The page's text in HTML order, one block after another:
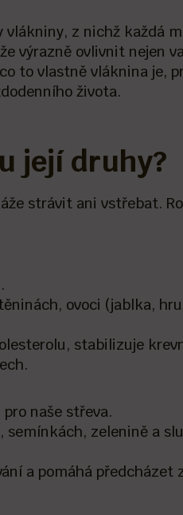
vlákniny, z nichž každá
výrazně ovlivnit nejen
to vlastně vláknina je,
života.
její druhy?
strávit ani vstřebat.
ovoci (jablka,
stabilizuje
naše střeva.
semínkách, zelenině a
a pomáhá předcházet